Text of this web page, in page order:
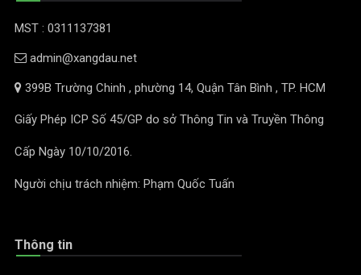
MST : 0311137381
admin@xangdau.net
399B Trường Chinh , phường 14, Quận Tân Bình , TP. HCM
Giấy Phép ICP Số 45/GP do sở Thông Tin và Truyền Thông
Cấp Ngày 10/10/2016.
Người chịu trách nhiệm: Phạm Quốc Tuấn
Thông tin